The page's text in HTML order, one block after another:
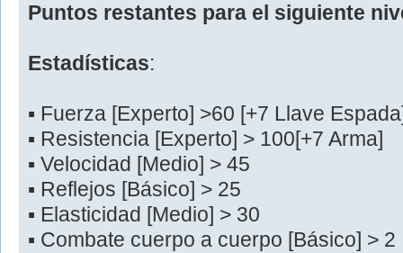
Puntos restantes para el siguiente
Estadísticas:
▪ Fuerza [Experto] >60 [+7 Llave
▪ Resistencia [Experto] > 100[+7 Arma]
▪ Velocidad [Medio] > 45
▪ Reflejos [Básico] > 25
▪ Elasticidad [Medio] > 30
▪ Combate cuerpo a cuerpo [Básico] > 2